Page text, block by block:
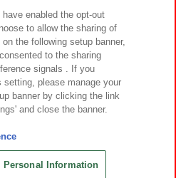
よくあるご質問・お問い合わせ
Amusement Inc.
Amusement Lab Inc.
Ltd. All Rights Reserved.
enabled the opt-out
to allow the sharing of
the following setup banner,
to the sharing
signals . If you
setting, please manage your
banner by clicking the link
and close the banner.
Personal Information